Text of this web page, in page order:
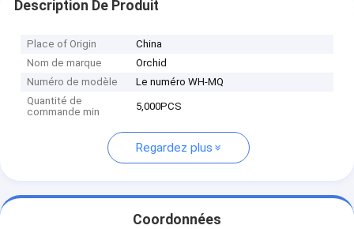
Description De Produit
Place of Origin
China
Nom de marque
Orchid
Numéro de modèle
Le numéro WH-MQ
Quantité de
commande min
5,000PCS
Regardez plus
Coordonnées